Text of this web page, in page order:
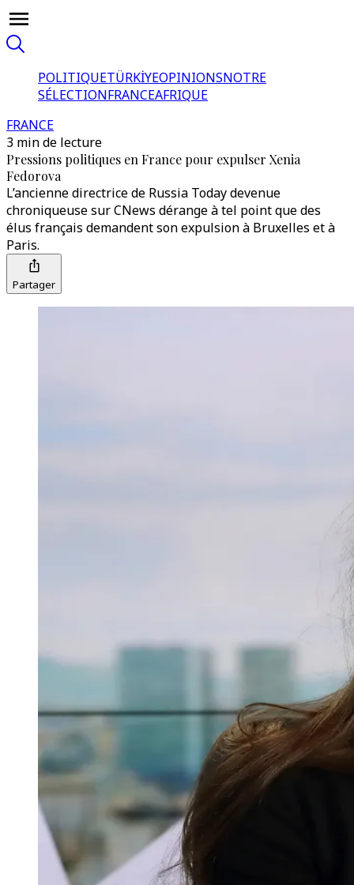
POLITIQUETÜRKİYEOPINIONSNOTRE
SÉLECTIONFRANCEAFRIQUE
FRANCE
3 min de lecture
Pressions politiques en France pour expulser Xenia
Fedorova
L’ancienne directrice de Russia Today devenue
chroniqueuse sur CNews dérange à tel point que des
élus français demandent son expulsion à Bruxelles et à
Paris.
Partager